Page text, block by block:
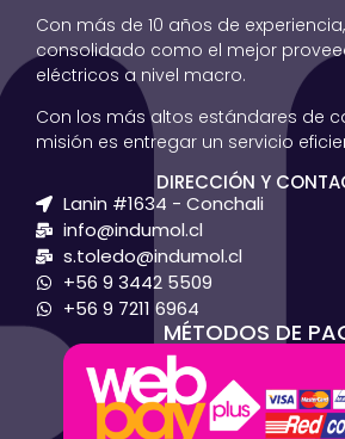
Con más de 10 años de
consolidado como el mejor
eléctricos a nivel macro.
Con los más altos estándares de
misión es entregar un servicio
DIRECCIÓN Y
Lanin #1634 - Conchali
info@indumol.cl
s.toledo@indumol.cl
+56 9 3442 5509
+56 9 7211 6964
MÉTODOS DE